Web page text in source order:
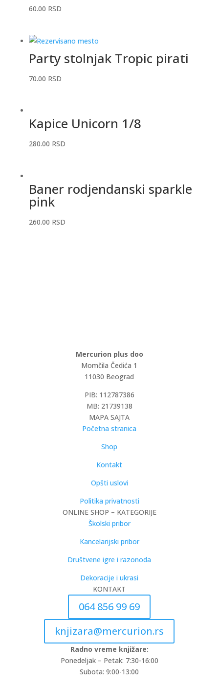
60.00 RSD
Party stolnjak Tropic pirati
70.00 RSD
Kapice Unicorn 1/8
280.00 RSD
Baner rodjendanski sparkle
pink
260.00 RSD
Mercurion plus doo
Momčila Čedića 1
11030 Beograd
PIB: 112787386
MB: 21739138
MAPA SAJTA
Početna stranica
Shop
Kontakt
Opšti uslovi
Politika privatnosti
ONLINE SHOP – KATEGORIJE
Školski pribor
Kancelarijski pribor
Društvene igre i razonoda
Dekoracije i ukrasi
KONTAKT
064 856 99 69
knjizara@mercurion.rs
Radno vreme knjižare:
Ponedeljak – Petak: 7:30-16:00
Subota: 9:00-13:00